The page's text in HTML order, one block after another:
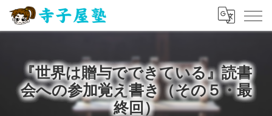
『世界は贈与でできている』読書
会への参加覚え書き（その５・最
終回）